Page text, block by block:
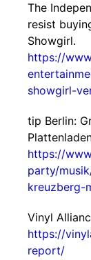
The
resist
Showgirl.
https://
showgirl-
tip Berlin:
https://
party/
kreuzberg-
Vinyl
https://
report/